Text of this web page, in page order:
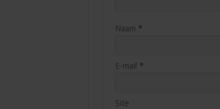
Naam *
E-mail *
Site